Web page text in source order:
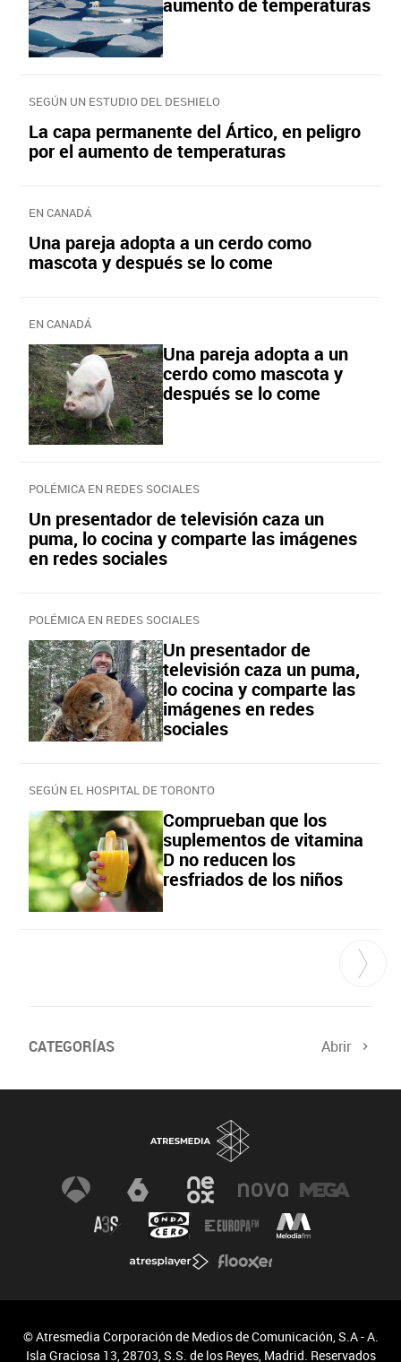
aumento de temperaturas
SEGÚN UN ESTUDIO DEL DESHIELO
La capa permanente del Ártico, en peligro
por el aumento de temperaturas
EN CANADÁ
Una pareja adopta a un cerdo como
mascota y después se lo come
EN CANADÁ
Una pareja adopta a un
cerdo como mascota y
después se lo come
POLÉMICA EN REDES SOCIALES
Un presentador de televisión caza un
puma, lo cocina y comparte las imágenes
en redes sociales
POLÉMICA EN REDES SOCIALES
Un presentador de
televisión caza un puma,
lo cocina y comparte las
imágenes en redes
sociales
SEGÚN EL HOSPITAL DE TORONTO
Comprueban que los
suplementos de vitamina
D no reducen los
resfriados de los niños
CATEGORÍAS Abrir
© Atresmedia Corporación de Medios de Comunicación, S.A - A.
Isla Graciosa 13, 28703, S.S. de los Reyes, Madrid. Reservados